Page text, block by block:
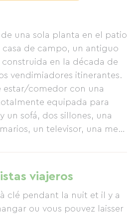
una sola planta en el patio
de campo, un antiguo
construida en la década de
vendimiadores itinerantes.
estar/comedor con una
equipada para
un sofá, dos sillones, una
un televisor, una mesa
y vajilla para cinco
encontrará una
puerta que da al
cama doble, un armario,
viajeros
clé pendant la nuit et il y a
ou vous pouvez laisser